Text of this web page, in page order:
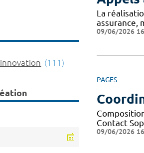
La
assurance,
09/06/2026
PAGES
Contact
09/06/2026
(111)